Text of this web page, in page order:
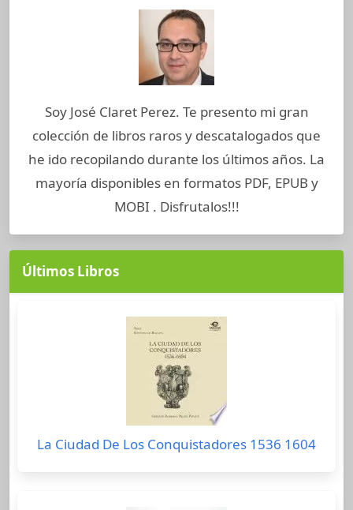
Soy José Claret Perez. Te presento mi gran
colección de libros raros y descatalogados que
he ido recopilando durante los últimos años. La
mayoría disponibles en formatos PDF, EPUB y
MOBI . Disfrutalos!!!
Últimos Libros
La Ciudad De Los Conquistadores 1536 1604